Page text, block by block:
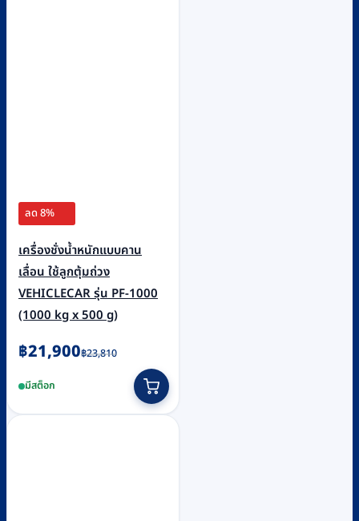
ลด 8%
เครื่องชั่งน้ำหนักแบบคาน
เลื่อน ใช้ลูกตุ้มถ่วง
VEHICLECAR รุ่น PF-1000
(1000 kg x 500 g)
฿23,810
Original
was:
฿23,810.
฿21,900
Current
is:
฿21,900.
มีสต็อก